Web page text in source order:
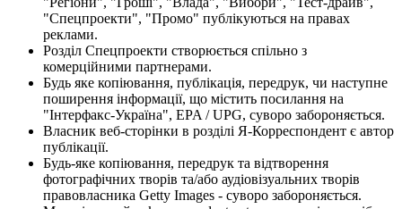
"Спецпроекти", "Промо" публікуються на правах
реклами.
Розділ Спецпроекти створюється спільно з
комерційними партнерами.
Будь яке копіювання, публікація, передрук, чи наступне
поширення інформації, що містить посилання на
"Інтерфакс-Україна", EPA / UPG, суворо забороняється.
Власник веб-сторінки в розділі Я-Корреспондент є автор
публікації.
Будь-яке копіювання, передрук та відтворення
фотографічних творів та/або аудіовізуальних творів
правовласника Getty Images - суворо забороняється.